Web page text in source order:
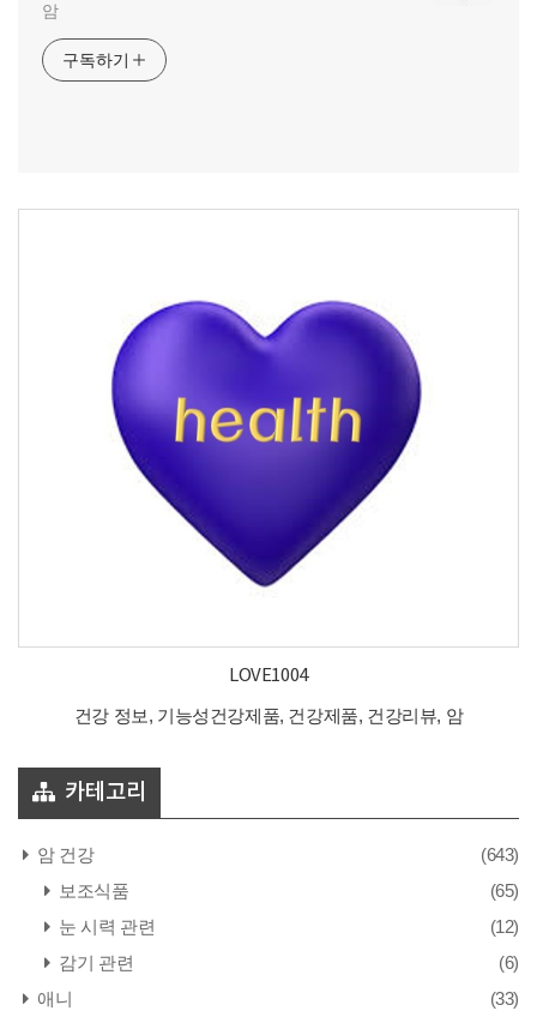
암
구독하기
LOVE1004
건강 정보, 기능성건강제품, 건강제품, 건강리뷰, 암
카테고리
암 건강
(643)
보조식품
(65)
눈 시력 관련
(12)
감기 관련
(6)
애니
(33)